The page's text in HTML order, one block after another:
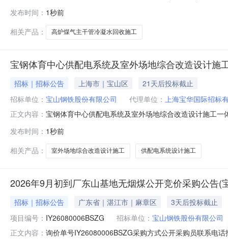
收施工。2.2建设地点：上海市宝山区富锦路宝山基地厂
简称发包人）就炼铁
发布时间： 1秒前
相关产品：
高炉煤气主干管冷凝水回收施工
宝钢体育中心供配电系统及室外场地综合改造设计施
招标｜招标公告 上海市｜宝山区
21天后投标截止
招标单位： 宝山钢铁股份有限公司 代理单位： 上海宝华国际招标
正文内容： 宝钢体育中心供配电系统及室外场地综合改造设计施工
标。2.工程概况与招标范围2.1招标项目名称：宝钢体育
万元（不含税）。2.4计划
发布时间： 1秒前
相关产品：
室外场地综合改造设计施工 供配电系统设计施工
2026年9月初到厂东山基地无烟煤公开竞价采购公告(
招标｜招标公告 广东省｜湛江市｜麻章区
3天后投标截止
项目编号： IY26080006BSZG 招标单位： 宝山钢铁股份有限公司
正文内容： 询价单号IY26080006BSZG采购方式公开采购员联系电